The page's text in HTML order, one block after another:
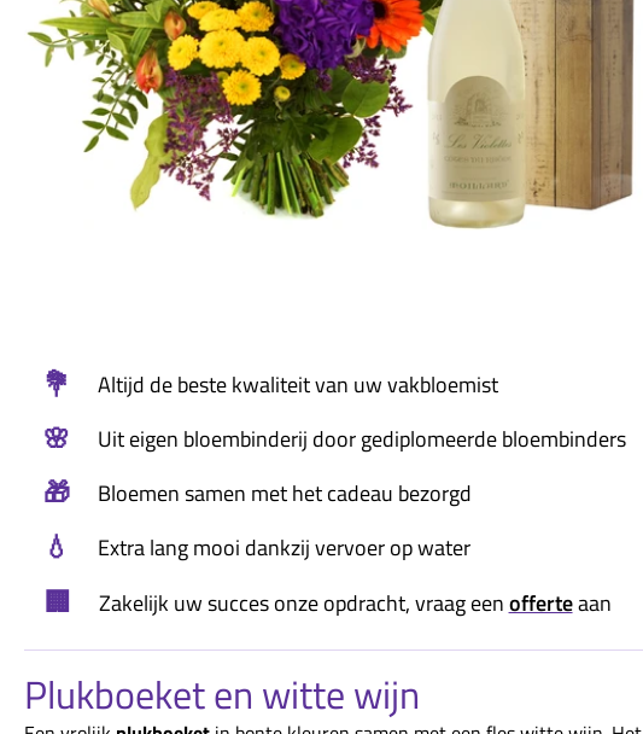
💐 Altijd de beste kwaliteit van uw vakbloemist
🌸 Uit eigen bloembinderij door gediplomeerde bloembinders
🎁 Bloemen samen met het cadeau bezorgd
💧 Extra lang mooi dankzij vervoer op water
🏢 Zakelijk uw succes onze opdracht, vraag eenofferteaan
Plukboeket en witte wijn